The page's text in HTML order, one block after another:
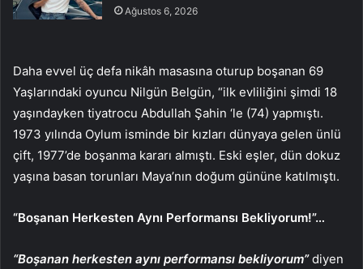
Ağustos 6, 2026
Daha evvel üç defa nikâh masasına oturup boşanan 69
Yaşlarındaki oyuncu Nilgün Belgün, “ilk evliliğini şimdi 18
yaşındayken tiyatrocu Abdullah Şahin ‘le (74) yapmıştı.
1973 yılında Oylum isminde bir kızları dünyaya gelen ünlü
çift, 1977’de boşanma kararı almıştı. Eski eşler, dün dokuz
yaşına basan torunları Maya’nın doğum gününe katılmıştı.
“Boşanan Herkesten Aynı Performansı Bekliyorum!”…
“Boşanan herkesten aynı performansı bekliyorum” diyen